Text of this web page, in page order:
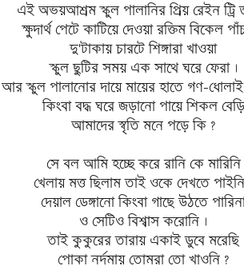
এই অভয়আশ্রম স্কুল পালানির প্রিয় রেইন ট্রি
ক্ষুদার্থ পেটে কাটিয়ে দেওয়া রক্তিম বিকেল
দু'টাকায় চারটে শিঙ্গারা খাওয়া
স্কুল ছুটির সময় এক সাথে ঘরে ফেরা ।
আর স্কুল পালানোর দায়ে মায়ের হাতে গণ-ধোলাই
কিংবা বদ্ধ ঘরে জড়ানো পায়ে শিকল বেড়ি
আমাদের স্বৃতি মনে পড়ে কি ?
সে বল আমি হচ্ছে করে রানি কে মারিনি
খেলায় মত্ত ছিলাম তাই ওকে দেখতে
দেয়াল ডেঙ্গানো কিংবা গাছে উঠতে
ও সেটিও বিশ্বাস করোনি ।
তাই কুকুরের তারায় একাই ডুবে মরেছি
পোকা নর্দমায় তোমরা তো খাওনি ?